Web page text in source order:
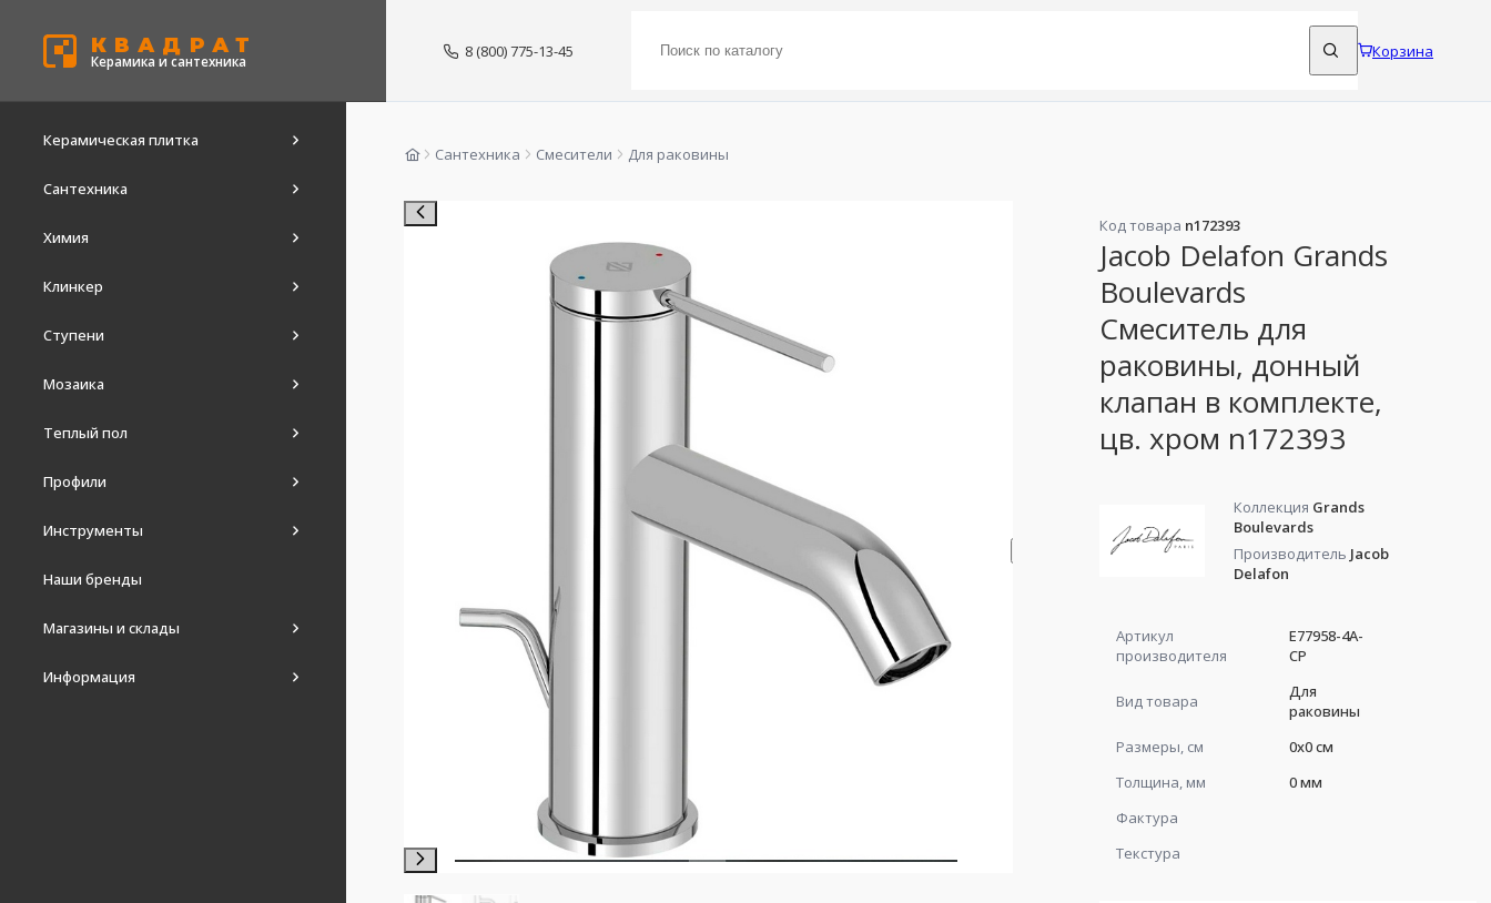
КВАДРАТ
Керамика и сантехника
8 (800) 775-13-45 Корзина
Керамическая плитка
Сантехника
Химия
Клинкер
Ступени
Мозаика
Теплый пол
Профили
Инструменты
Наши бренды
Магазины и склады
Информация
Сантехника Смесители Для раковины
Код товара n172393
Jacob Delafon Grands
Boulevards
Смеситель для
раковины, донный
клапан в комплекте,
цв. хром n172393
Коллекция Grands
Boulevards
Производитель Jacob
Delafon
Артикул
производителя
E77958-4A-
CP
Вид товара
Для
раковины
Размеры, см
0x0 см
Толщина, мм
0 мм
Фактура
Текстура